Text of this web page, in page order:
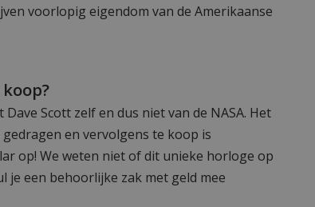
voorlopig eigendom van de Amerikaanse
Scott zelf en dus niet van de NASA. Het
en vervolgens te koop is
op! We weten niet of dit unieke horloge op
je een behoorlijke zak met geld mee